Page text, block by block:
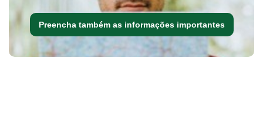
Preencha também as informações importantes